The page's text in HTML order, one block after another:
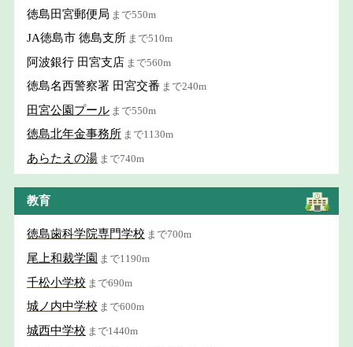
徳島田宮郵便局 まで550m
JA徳島市 徳島支所 まで510m
阿波銀行 田宮支店 まで560m
徳島名西警察署 田宮交番 まで240m
田宮公園プール まで550m
徳島北年金事務所 まで1130m
あらたえの湯 まで740m
教育
徳島歯科学院専門学校 まで700m
尾上和裁学園 まで1190m
千松小学校 まで690m
城ノ内中学校 まで600m
城西中学校 まで1440m